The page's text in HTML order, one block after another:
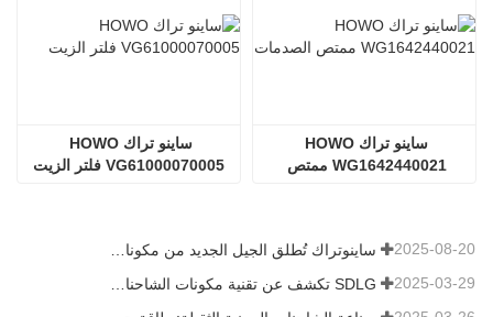
VG61000070005 فلتر الزيت
2025-08-20
2025-03-29